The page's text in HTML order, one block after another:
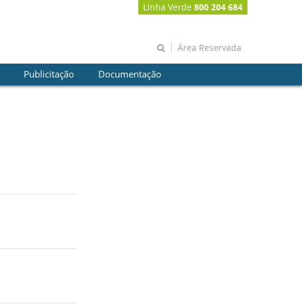
Linha Verde 800 204 684
Área Reservada
Publicitação Documentação